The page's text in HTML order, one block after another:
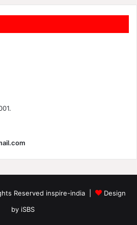
Reserved inspire-india |
Design
by iSBS